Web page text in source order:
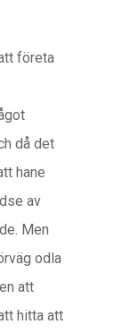
företa
då det
hane
av
Men
odla
att
hitta att